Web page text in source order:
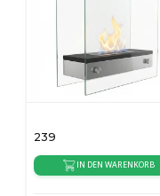
239
IN DEN WARENKORB